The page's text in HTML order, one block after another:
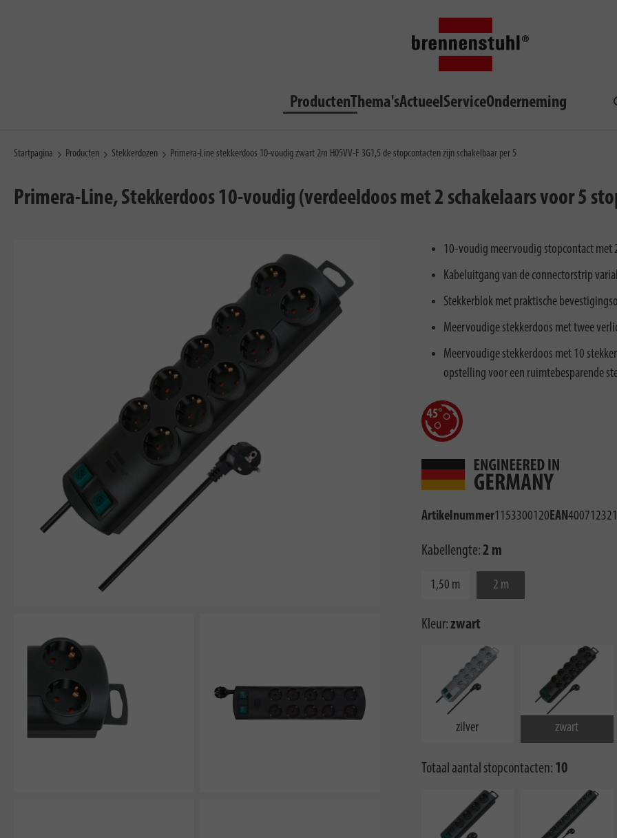
ProductenThema'sActueelServiceOnderneming
Startpagina Producten Stekkerdozen Primera-Line stekkerdoos 10-voudig zwart 2m H05VV-F 3G1,5 de stopcontacten zijn schakelbaar per 5
Primera-Line, Stekkerdoos 10-voudig (verdeeldoos met 2 schakelaars voor 5
10-voudig meervoudig stopcontact met
Kabeluitgang van de connectorstrip
Stekkerblok met praktische
Meervoudige stekkerdoos met twee
Meervoudige stekkerdoos met 10
opstelling voor een ruimtebesparende
Artikelnummer1153300120EAN
Kabellengte:2 m
1,50 m 2 m
Kleur:zwart
zilver zwart
Totaal aantal stopcontacten: 10